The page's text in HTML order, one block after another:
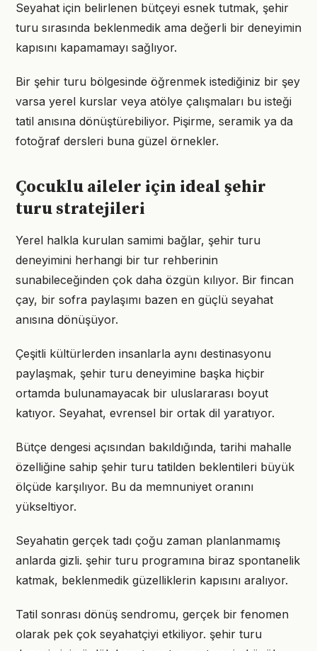
Seyahat için belirlenen bütçeyi esnek tutmak, şehir
turu sırasında beklenmedik ama değerli bir deneyimin
kapısını kapamamayı sağlıyor.
Bir şehir turu bölgesinde öğrenmek istediğiniz bir şey
varsa yerel kurslar veya atölye çalışmaları bu isteği
tatil anısına dönüştürebiliyor. Pişirme, seramik ya da
fotoğraf dersleri buna güzel örnekler.
Çocuklu aileler için ideal şehir
turu stratejileri
Yerel halkla kurulan samimi bağlar, şehir turu
deneyimini herhangi bir tur rehberinin
sunabileceğinden çok daha özgün kılıyor. Bir fincan
çay, bir sofra paylaşımı bazen en güçlü seyahat
anısına dönüşüyor.
Çeşitli kültürlerden insanlarla aynı destinasyonu
paylaşmak, şehir turu deneyimine başka hiçbir
ortamda bulunamayacak bir uluslararası boyut
katıyor. Seyahat, evrensel bir ortak dil yaratıyor.
Bütçe dengesi açısından bakıldığında, tarihi mahalle
özelliğine sahip şehir turu tatilden beklentileri büyük
ölçüde karşılıyor. Bu da memnuniyet oranını
yükseltiyor.
Seyahatin gerçek tadı çoğu zaman planlanmamış
anlarda gizli. şehir turu programına biraz spontanelik
katmak, beklenmedik güzelliklerin kapısını aralıyor.
Tatil sonrası dönüş sendromu, gerçek bir fenomen
olarak pek çok seyahatçiyi etkiliyor. şehir turu